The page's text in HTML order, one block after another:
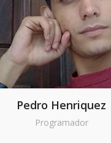
Pedro Henriquez
Programador